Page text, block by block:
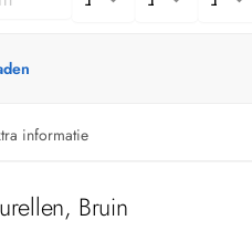
informatie
Bruin